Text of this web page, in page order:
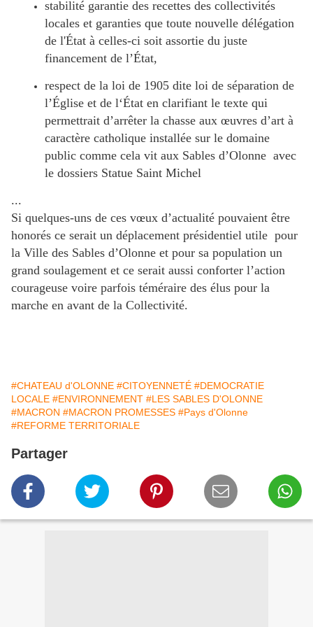
stabilité garantie des recettes des collectivités
locales et garanties que toute nouvelle délégation
de l'État à celles-ci soit assortie du juste
financement de l’État,
respect de la loi de 1905 dite loi de séparation de
l’Église et de l‘État en clarifiant le texte qui
permettrait d’arrêter la chasse aux œuvres d’art à
caractère catholique installée sur le domaine
public comme cela vit aux Sables d’Olonne avec
le dossiers Statue Saint Michel
...
Si quelques-uns de ces vœux d’actualité pouvaient être
honorés ce serait un déplacement présidentiel utile pour
la Ville des Sables d’Olonne et pour sa population un
grand soulagement et ce serait aussi conforter l’action
courageuse voire parfois téméraire des élus pour la
marche en avant de la Collectivité.
#CHATEAU d'OLONNE #CITOYENNETÉ #DEMOCRATIE
LOCALE #ENVIRONNEMENT #LES SABLES D'OLONNE
#MACRON #MACRON PROMESSES #Pays d'Olonne
#REFORME TERRITORIALE
Partager